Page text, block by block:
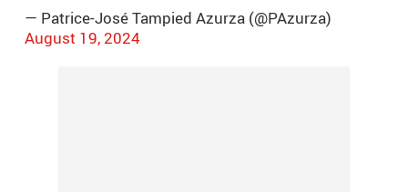
— Patrice-José Tampied Azurza (@PAzurza)
August 19, 2024